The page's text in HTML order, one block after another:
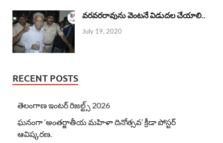
వరవరరావును వెంటనే విడుదల చేయాలి..
July 19, 2020
RECENT POSTS
తెలంగాణ ఇంటర్ రిజల్ట్స్ 2026
ఘనంగా ‘అంతర్జాతీయ మహిళా దినోత్సవ’ క్రీడా పోస్టర్
ఆవిష్కరణ.